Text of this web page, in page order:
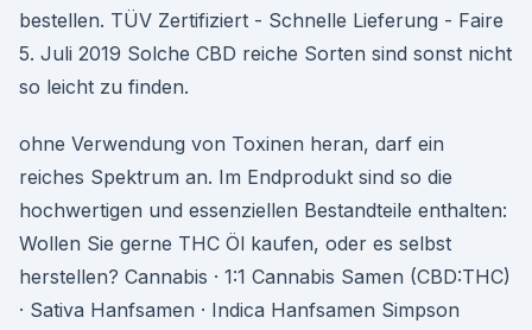
bestellen. TÜV Zertifiziert - Schnelle Lieferung - Faire
5. Juli 2019 Solche CBD reiche Sorten sind sonst nicht
so leicht zu finden.
ohne Verwendung von Toxinen heran, darf ein
reiches Spektrum an. Im Endprodukt sind so die
hochwertigen und essenziellen Bestandteile enthalten:
Wollen Sie gerne THC Öl kaufen, oder es selbst
herstellen? Cannabis · 1:1 Cannabis Samen (CBD:THC)
· Sativa Hanfsamen · Indica Hanfsamen Simpson